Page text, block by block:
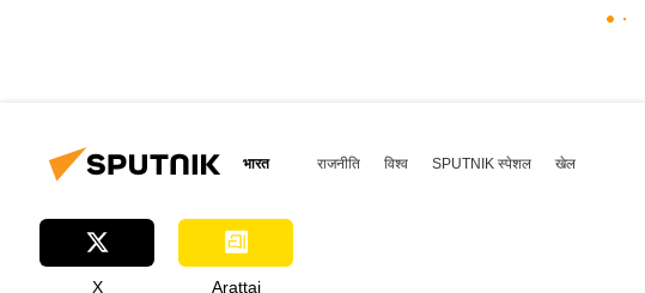
भारत राजनीति विश्व SPUTNIK स्पेशल खेल
X Arattai